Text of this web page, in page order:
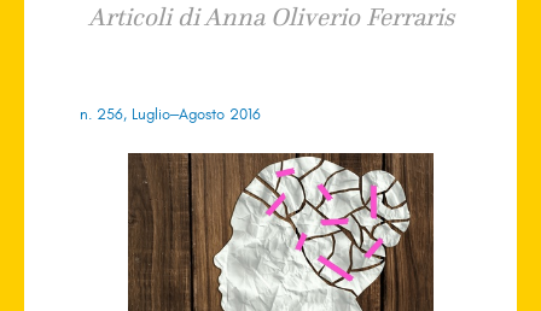
Articoli di Anna Oliverio Ferraris
n. 256, Luglio–Agosto 2016